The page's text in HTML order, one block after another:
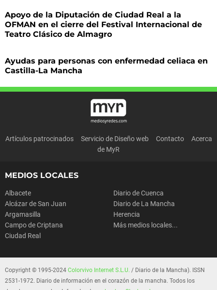
Apoyo de la Diputación de Ciudad Real a la
OFMAN en el cierre del Festival Internacional de
Teatro Clásico de Almagro
Ayudas para personas con enfermedad celiaca en
Castilla-La Mancha
Artículos patrocinados Servicio de Diseño web Contacto
Acerca
de MyR
MEDIOS LOCALES
Albacete
Alcázar de San Juan
Argamasilla
Campo de Criptana
Ciudad Real
Diario de Cuenca
Diario de La Mancha
Herencia
Más medios locales...
Copyright © 1995-2024 Colorvivo Internet S.L.U. / Diario de la Mancha). ISSN
2531-1972. Diario de información en el corazón de la mancha. Todos los